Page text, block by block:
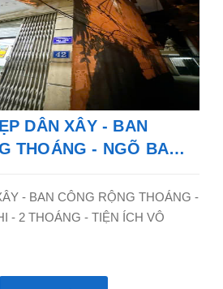
DÂN XÂY - BAN
THOÁNG - NGÕ BA
- BAN CÔNG RỘNG THOÁNG -
- 2 THOÁNG - TIỆN ÍCH VÔ